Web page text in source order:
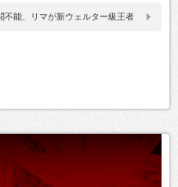
不能、リマが新ウェルター級王者